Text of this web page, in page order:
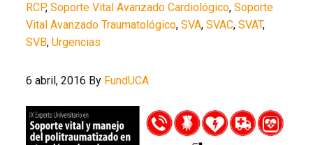
RCP,Soporte Vital Avanzado Cardiológico,Soporte
Vital Avanzado Traumatológico,SVA,SVAC,SVAT,
SVB,Urgencias
6 abril, 2016 By FundUCA